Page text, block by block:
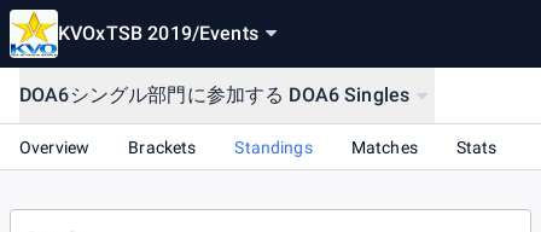
KVOxTSB 2019/Events
DOA6シングル部門に参加する DOA6 Singles
Overview Brackets Standings Matches Stats